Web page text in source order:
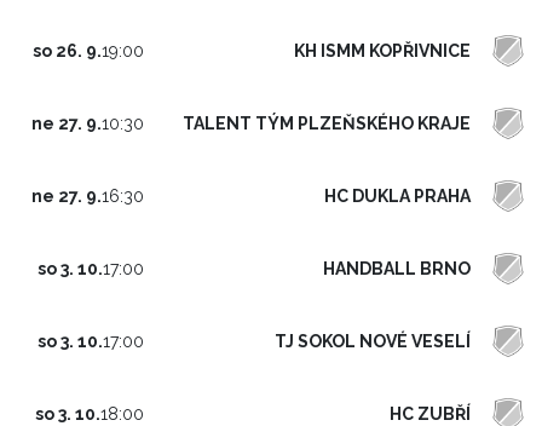
so 26. 9.19:00 KH ISMM KOPŘIVNICE
ne 27. 9.10:30 TALENT TÝM PLZEŇSKÉHO KRAJE
ne 27. 9.16:30 HC DUKLA PRAHA
so 3. 10.17:00 HANDBALL BRNO
so 3. 10.17:00 TJ SOKOL NOVÉ VESELÍ
so 3. 10.18:00 HC ZUBŘÍ